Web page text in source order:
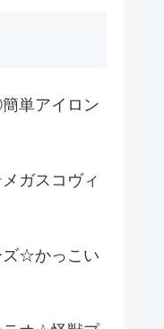
単アイロン
ガスコヴィ
ズ☆かっこい